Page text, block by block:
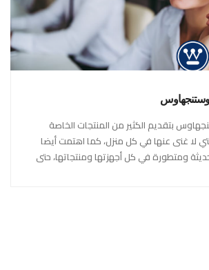
بتقديم الكثير من المنتجات الخاصة
التي لا غنى عنها في كل منزل، كما اهتمت أيضا
ومتطورة في كل أجهزتها ومنتجاتها، حتى